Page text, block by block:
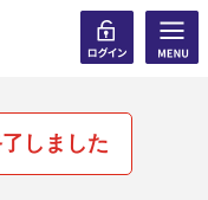
しました